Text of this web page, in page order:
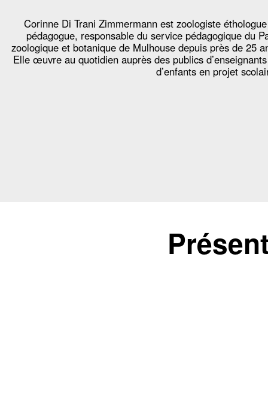
Corinne Di Trani Zimmermann est zoologiste
pédagogue, responsable du service pédagogique du
zoologique et botanique de Mulhouse depuis près de 25
Elle œuvre au quotidien auprès des publics
d’enfants en projet